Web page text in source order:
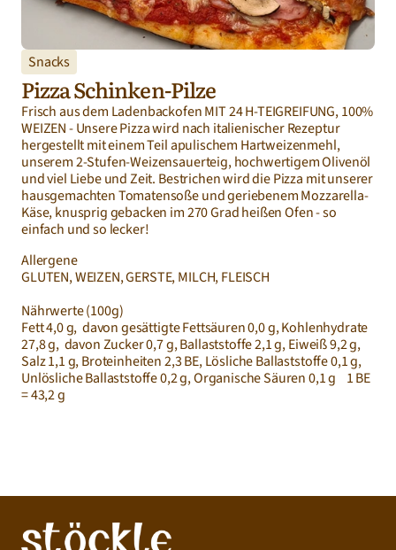
Snacks
Pizza Schinken-Pilze
Frisch aus dem Ladenbackofen MIT 24 H-TEIGREIFUNG, 100%
WEIZEN - Unsere Pizza wird nach italienischer Rezeptur
hergestellt mit einem Teil apulischem Hartweizenmehl,
unserem 2-Stufen-Weizensauerteig, hochwertigem Olivenöl
und viel Liebe und Zeit. Bestrichen wird die Pizza mit unserer
hausgemachten Tomatensoße und geriebenem Mozzarella-
Käse, knusprig gebacken im 270 Grad heißen Ofen - so
einfach und so lecker!
Allergene
GLUTEN, WEIZEN, GERSTE, MILCH, FLEISCH
Nährwerte (100g)
Fett 4,0 g,  davon gesättigte Fettsäuren 0,0 g, Kohlenhydrate
27,8 g,  davon Zucker 0,7 g, Ballaststoffe 2,1 g, Eiweiß 9,2 g,
Salz 1,1 g, Broteinheiten 2,3 BE, Lösliche Ballaststoffe 0,1 g,
Unlösliche Ballaststoffe 0,2 g, Organische Säuren 0,1 g    1 BE
= 43,2 g